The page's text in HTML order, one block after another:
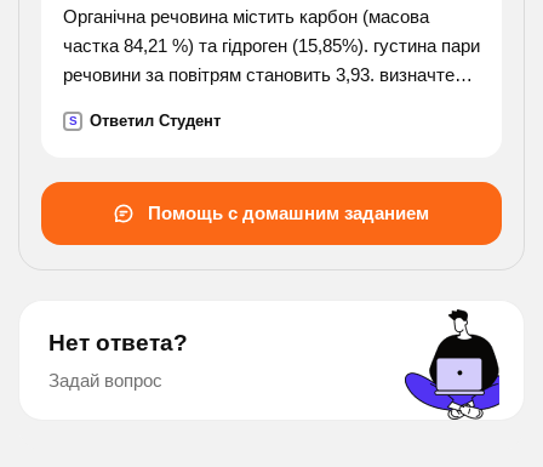
казалось . зима выдалась суровая.
Органічна речовина містить карбон (масова
частка 84,21 %) та гідроген (15,85%). густина пари
речовини за повітрям становить 3,93. визначте
S Ответил Студент
Помощь с домашним заданием
Нет ответа?
Задай вопрос